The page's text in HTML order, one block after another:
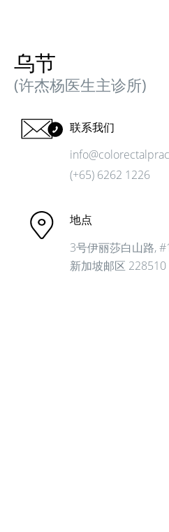
乌节
(许杰杨医生主诊所)
联系我们
(+65) 6262 1226
地点
3号伊丽莎白山路,
新加坡邮区 228510